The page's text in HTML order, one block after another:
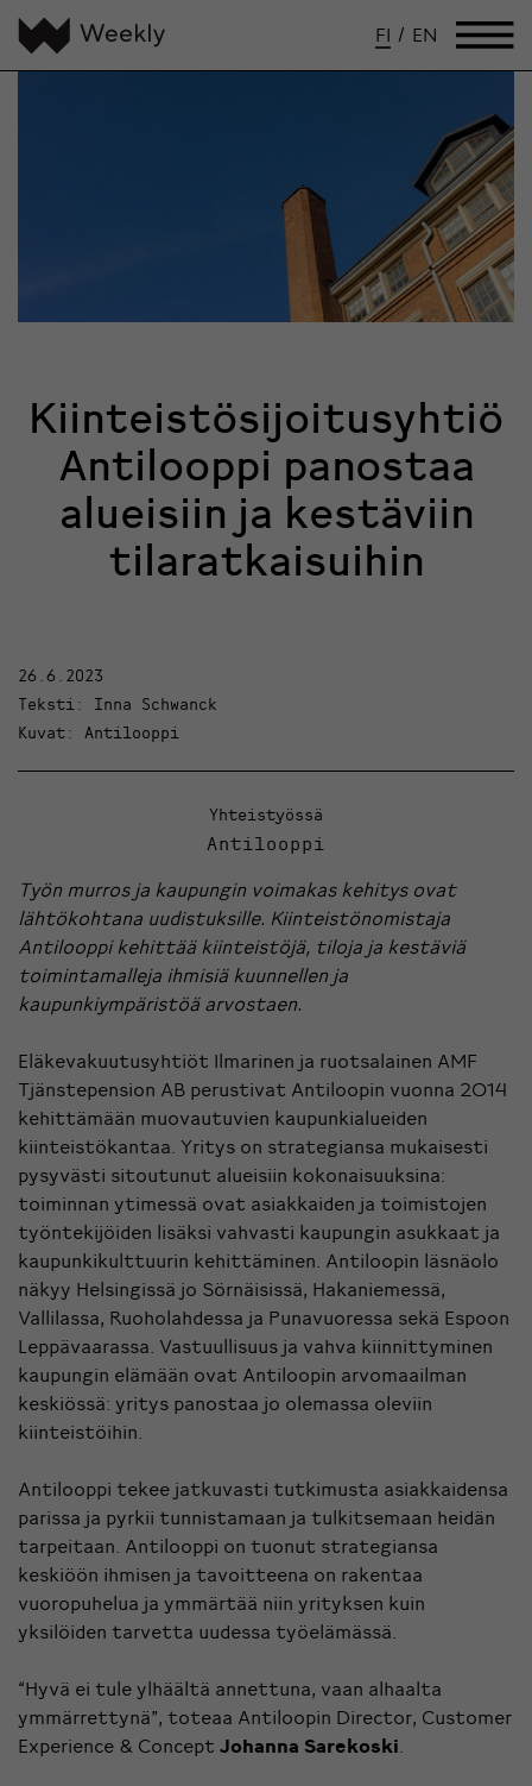
FI / EN
Kiinteistösijoitusyhtiö
Antilooppi panostaa
alueisiin ja kestäviin
tilaratkaisuihin
26.6.2023
Teksti: Inna Schwanck
Kuvat: Antilooppi
Yhteistyössä
Antilooppi
Työn murros ja kaupungin voimakas kehitys ovat
lähtökohtana uudistuksille. Kiinteistönomistaja
Antilooppi kehittää kiinteistöjä, tiloja ja kestäviä
toimintamalleja ihmisiä kuunnellen ja
kaupunkiympäristöä arvostaen.
Eläkevakuutusyhtiöt Ilmarinen ja ruotsalainen AMF
Tjänstepension AB perustivat Antiloopin vuonna 2014
kehittämään muovautuvien kaupunkialueiden
kiinteistökantaa. Yritys on strategiansa mukaisesti
pysyvästi sitoutunut alueisiin kokonaisuuksina:
toiminnan ytimessä ovat asiakkaiden ja toimistojen
työntekijöiden lisäksi vahvasti kaupungin asukkaat ja
kaupunkikulttuurin kehittäminen. Antiloopin läsnäolo
näkyy Helsingissä jo Sörnäisissä, Hakaniemessä,
Vallilassa, Ruoholahdessa ja Punavuoressa sekä Espoon
Leppävaarassa. Vastuullisuus ja vahva kiinnittyminen
kaupungin elämään ovat Antiloopin arvomaailman
keskiössä: yritys panostaa jo olemassa oleviin
kiinteistöihin.
Antilooppi tekee jatkuvasti tutkimusta asiakkaidensa
parissa ja pyrkii tunnistamaan ja tulkitsemaan heidän
tarpeitaan. Antilooppi on tuonut strategiansa
keskiöön ihmisen ja tavoitteena on rakentaa
vuoropuhelua ja ymmärtää niin yrityksen kuin
yksilöiden tarvetta uudessa työelämässä.
“Hyvä ei tule ylhäältä annettuna, vaan alhaalta
ymmärrettynä”, toteaa Antiloopin Director, Customer
Experience & Concept Johanna Sarekoski